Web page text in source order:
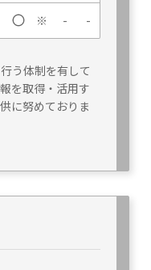
う体制を有して
を取得・活用す
に努めておりま
※ - -